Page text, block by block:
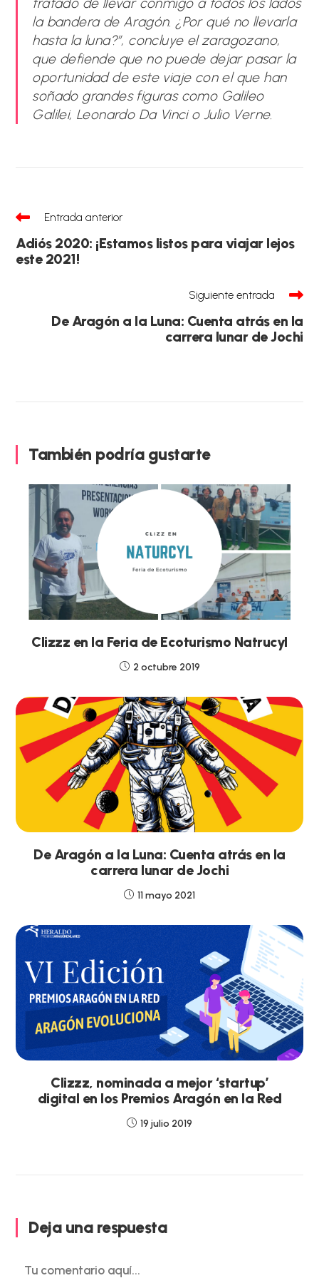
la bandera de Aragón. ¿Por qué no llevarla
hasta la luna?”, concluye el zaragozano,
que defiende que no puede dejar pasar la
oportunidad de este viaje con el que han
soñado grandes figuras como Galileo
Galilei, Leonardo Da Vinci o Julio Verne.
Leer
más
artículos
Entrada anterior
Adiós 2020: ¡Estamos listos para viajar lejos
este 2021!
Siguiente entrada
De Aragón a la Luna: Cuenta atrás en la
carrera lunar de Jochi
También podría gustarte
Clizzz en la Feria de Ecoturismo Natrucyl
2 octubre 2019
De Aragón a la Luna: Cuenta atrás en la
carrera lunar de Jochi
11 mayo 2021
Clizzz, nominada a mejor ‘startup’
digital en los Premios Aragón en la Red
19 julio 2019
Deja una respuesta
Comentario